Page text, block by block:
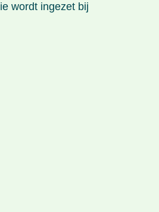
wordt ingezet bij